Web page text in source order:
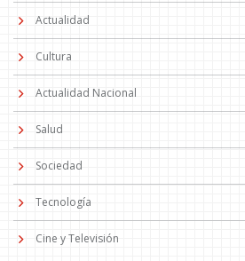
Actualidad
Cultura
Actualidad Nacional
Salud
Sociedad
Tecnología
Cine y Televisión